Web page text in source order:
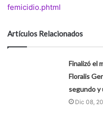
femicidio.phtml
Artículos Relacionados
Finalizó el
Floralis
segundo
Dic 08,